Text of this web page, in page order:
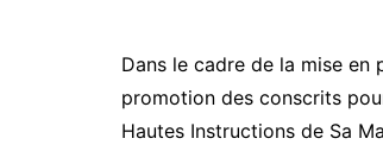
Dans le cadre de la mise en
promotion des conscrits
Hautes Instructions de Sa